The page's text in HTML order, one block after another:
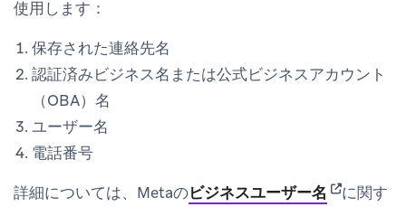
使用します：
保存された連絡先名
認証済みビジネス名または公式ビジネスアカウント
（OBA）名
ユーザー名
電話番号
詳細については、Metaのビジネスユーザー名 (opens in
に関す